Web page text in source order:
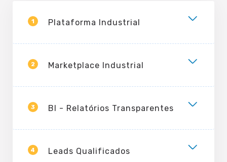
1 Plataforma Industrial
2 Marketplace Industrial
3 BI - Relatórios Transparentes
4 Leads Qualificados